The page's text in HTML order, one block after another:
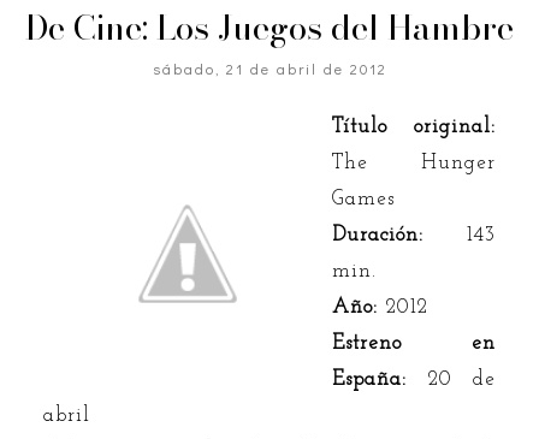
De Cine: Los Juegos del Hambre
sábado, 21 de abril de 2012
Título original:
The Hunger
Games
Duración:143
min.
Año: 2012
Estreno en
España: 20 de
abril